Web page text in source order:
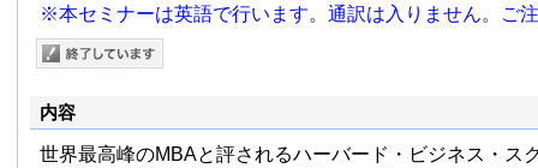
※本セミナーは英語で行います。通訳は入りません。ご
内容
世界最高峰のMBAと評されるハーバード・ビジネス・ス